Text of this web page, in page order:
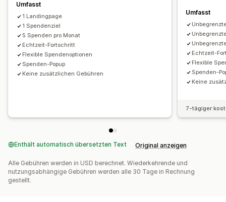
Anpassung
Landing Pages
Umfasst
1 Landingpage
1 Spendenziel
5 Spenden pro Monat
Echtzeit-Fortschritt
Flexible Spendenoptionen
Spenden-Popup
Keine zusätzlichen Gebühren
Umfasst
Echtzeit-
Flexible
Spenden-
Keine
7-tägiger
Enthält automatisch übersetzten Text Original anzeigen
Alle Gebühren werden in USD berechnet. Wiederkehrende und
nutzungsabhängige Gebühren werden alle 30 Tage in Rechnung
gestellt.